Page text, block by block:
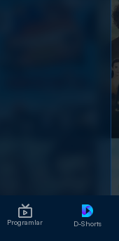
Programlar D-Shorts